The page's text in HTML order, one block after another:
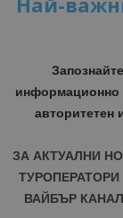
информационно
авторитетен
ЗА АКТУАЛНИ
ВАЙБЪР